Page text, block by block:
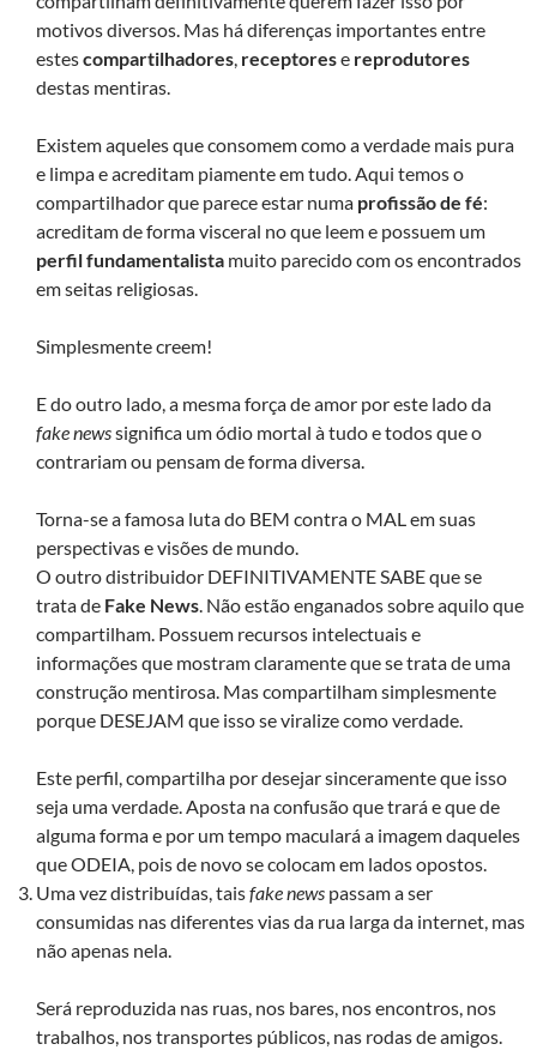
motivos diversos. Mas há diferenças importantes entre
estescompartilhadores, receptorese reprodutores
destas mentiras.
Existem aqueles que consomem como a verdade mais pura
e limpa e acreditam piamente em tudo. Aqui temos o
compartilhador que parece estar numa profissão de fé:
acreditam de forma visceral no que leem e possuem um
perfil fundamentalista muito parecido com os encontrados
em seitas religiosas.
Simplesmente creem!
E do outro lado, a mesma força de amor por este lado da
fake newssignifica um ódio mortal à tudo e todos que o
contrariam ou pensam de forma diversa.
Torna-se a famosa luta do BEM contra o MAL em suas
perspectivas e visões de mundo.
O outro distribuidor DEFINITIVAMENTE SABE que se
trata de Fake News. Não estão enganados sobre aquilo que
compartilham. Possuem recursos intelectuais e
informações que mostram claramente que se trata de uma
construção mentirosa. Mas compartilham simplesmente
porque DESEJAM que isso se viralize como verdade.
Este perfil, compartilha por desejar sinceramente que isso
seja uma verdade. Aposta na confusão que trará e que de
alguma forma e por um tempo maculará a imagem daqueles
que ODEIA, pois de novo se colocam em lados opostos.
Uma vez distribuídas, taisfake news passam a ser
consumidas nas diferentes vias da rua larga da internet, mas
não apenas nela.
Será reproduzida nas ruas, nos bares, nos encontros, nos
trabalhos, nos transportes públicos, nas rodas de amigos.